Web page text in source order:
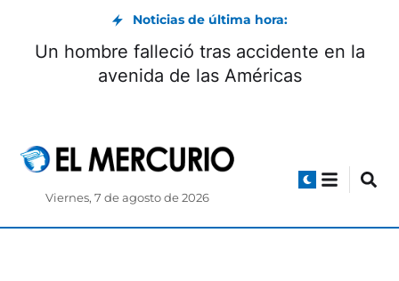
Noticias de última hora:
Boca Juniors define el itinerario para la
llegada y firma de Enner Valencia
Viernes, 7 de agosto de 2026